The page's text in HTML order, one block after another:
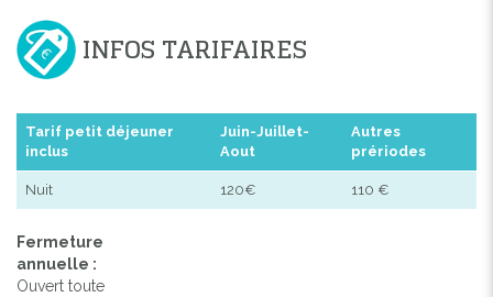
INFOS TARIFAIRES
Tarif petit déjeuner
inclus
Juin-Juillet-
Aout
Autres
prériodes
Nuit 120€ 110 €
Fermeture
annuelle :
Ouvert toute